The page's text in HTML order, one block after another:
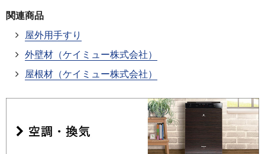
関連商品
屋外用手すり
外壁材（ケイミュー株式会社）
屋根材（ケイミュー株式会社）